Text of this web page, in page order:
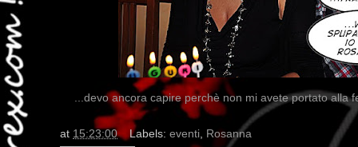
...devo ancora capire perchè non mi avete portato alla
at 15:23:00 Labels: eventi, Rosanna